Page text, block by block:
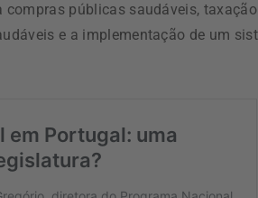
públicas saudáveis,
e a implementação de um